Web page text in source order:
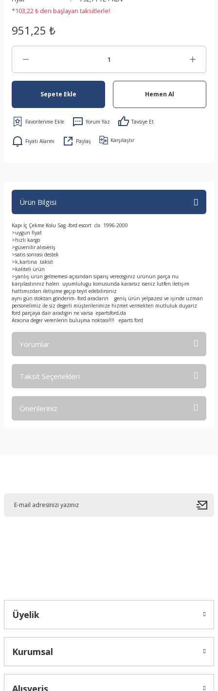
*103,22 ₺ den başlayan taksitlerle!
951,25 ₺
Sepete Ekle Hemen Al
Yorum Yaz Tavsiye Et
Fiyatı Alarmı Paylaş Karşılaştır
Ürün Bilgisi
Kapı İç Çekme Kolu Sag -ford escort clx 1996-2000
>uygun fiyat
>hızlı kargo
>güvenilir alısveriş
>satıs sonrası destek
>k,kartına taksit
>kaliteli ürün
>yanlış ürün gelmemesi açısından sipariş vereceginiz ürünün parça nu
karşılastırınız halen uyumlulugu konusunda kararsız iseniz lutfen iletişim
hattımızdan iletişime geçip teyit edebilirsiniz
aynı gün stoktan gönderim- ford aracların geniş ürün yelpazesi ve işinde uzman
personelimiz ile siz degerli müşterilerimize hizmet vermekten mutluluk duyarız
ford parçaya dair aradıgın ne varsa epartsford,da
Aracına deger verenlerin buluşma noktası!!!! eparts ford
Yorumlar
Taksit Seçenekleri
Önerileriniz
Üyelik
Kurumsal
Alışveriş